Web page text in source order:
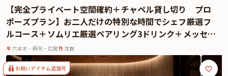
理は前菜2品から始まり、豪華な魚とお肉のWメインディッシュ、デザートと
いった多彩なコースで、心ゆくまでお楽しみいただけます。さらに、ご希望に
応じてメッセージ入りのデザートプレートやホールケーキによるサプライズ演
出も承っており、感動のひとときをより一層印象深く彩ります。
店内は、落ち着いた気品が漂う「メゾン」エリアと、肩ひじ張らずに過ごせる
「ラウンジ」エリアに分かれており、いずれもゆったりとしたテーブル席で、
【完全プライベート空間確約＋チャペル貸し切り プロ
ポーズプラン】お二人だけの特別な時間でシェフ厳選フ
ルコース＋ソムリエ厳選ペアリング3ドリンク＋メッセー
ジデザート＋プランナーサポート付き～誰にも邪魔され
ない愛の告白を～
六本木・麻布・広尾 洋食
お祝いアイテム追加可